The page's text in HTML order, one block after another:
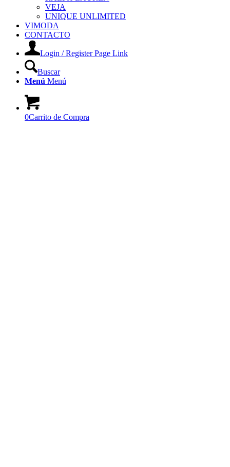
VEJA
UNIQUE UNLIMITED
VIMODA
CONTACTO
Login / Register Page Link
Buscar
Menú Menú
0Carrito de Compra